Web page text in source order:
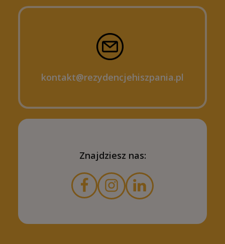
kontakt@rezydencjehiszpania.pl
Znajdziesz nas: